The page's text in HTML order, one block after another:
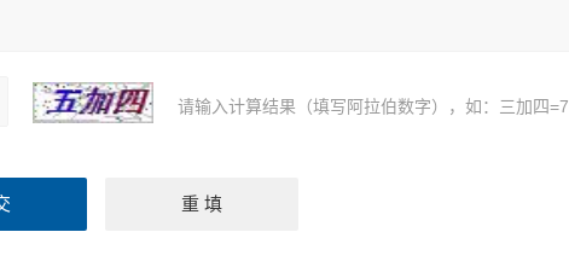
请输入计算结果（填写阿拉伯数字），如：三加四=7